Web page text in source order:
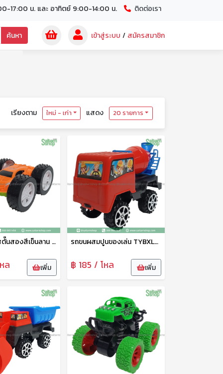
17:00 น. และ อาทิตย์ 9:00-14:00 น. ติดต่อเรา
ค้นหา เข้าสู่ระบบ / สมัครสมาชิก
เรียงตาม ใหม่ - เก่า แสดง 20 รายการ
รถสปอร์ทสตั๊นสองสีเข็นลาน TYBL-50512 Zonertoy
ล เพิ่ม
รถขนผสมปูนของเล่น TYBXL-31014ABCD Zonertoy
฿ 185 / โหล เพิ่ม